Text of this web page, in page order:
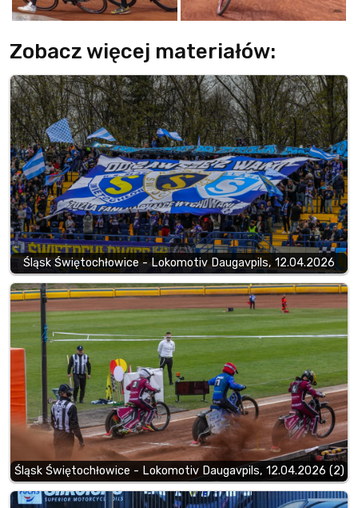
Zobacz więcej materiałów:
Śląsk Świętochłowice - Lokomotiv Daugavpils, 12.04.2026
Śląsk Świętochłowice - Lokomotiv Daugavpils, 12.04.2026 (2)